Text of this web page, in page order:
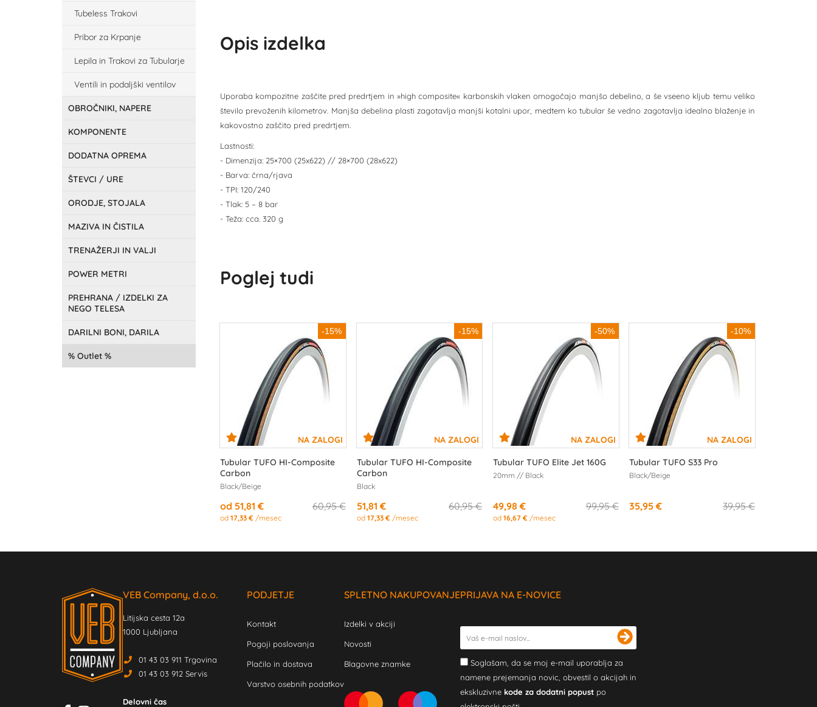
Tubeless Trakovi
Pribor za Krpanje
Lepila in Trakovi za Tubularje
Ventili in podaljški ventilov
OBROČNIKI, NAPERE
KOMPONENTE
DODATNA OPREMA
ŠTEVCI / URE
ORODJE, STOJALA
MAZIVA IN ČISTILA
TRENAŽERJI IN VALJI
POWER METRI
PREHRANA / IZDELKI ZA
NEGO TELESA
DARILNI BONI, DARILA
Outlet
Opis izdelka
Uporaba kompozitne zaščite pred predrtjem in »high composite« karbonskih vlaken omogočajo manjšo debelino, a še vseeno kljub temu veliko
število prevoženih kilometrov. Manjša debelina plasti zagotavlja manjši kotalni upor, medtem ko tubular še vedno zagotavlja idealno blaženje in
kakovostno zaščito pred predrtjem.
Lastnosti:
- Dimenzija: 25×700 (25x622) // 28×700 (28x622)
- Barva: črna/rjava
- TPI: 120/240
- Tlak: 5 – 8 bar
- Teža: cca. 320 g
Poglej tudi
-15%
Tubular TUFO HI-Composite
Carbon
Black/Beige
60,95 €
od 51,81 €
od17,33 € /mesec
-15%
Tubular TUFO HI-Composite
Carbon
Black
60,95 €
51,81 €
od 17,33 € /mesec
-50%
Tubular TUFO Elite Jet 160G
20mm // Black
99,95 €
49,98 €
od16,67 € /mesec
-10%
Tubular TUFO S33 Pro
Black/Beige
39,95 €
35,95 €
VEB Company, d.o.o.
Litijska cesta 12a
1000 Ljubljana
01 43 03 911 Trgovina
01 43 03 912 Servis
Delovni čas
PODJETJE
Kontakt
Pogoji poslovanja
Plačilo in dostava
Varstvo osebnih podatkov
SPLETNO NAKUPOVANJE
Izdelki v akciji
Novosti
Blagovne znamke
PRIJAVA NA E-NOVICE
Soglašam, da se moj e-mail uporablja za
namene prejemanja novic, obvestil o akcijah in
ekskluzivne kode za dodatni popust po